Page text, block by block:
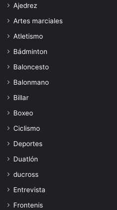
Ajedrez
Artes marciales
Atletismo
Bádminton
Baloncesto
Balonmano
Billar
Boxeo
Ciclismo
Deportes
Duatlón
ducross
Entrevista
Frontenis